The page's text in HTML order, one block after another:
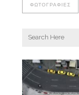
ΦΩΤΟΓΡΑΦΊΕΣ